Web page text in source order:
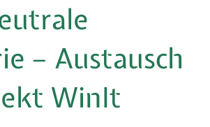
AKTUELLES
PROJEKTE
PUBLIKATIONEN
– Austausch
WinIt